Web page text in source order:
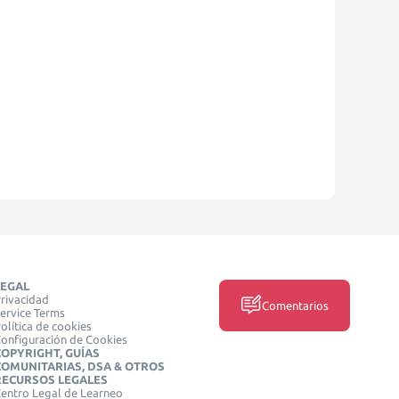
Terms
de cookies
de Cookies
GUÍAS
DSA & OTROS
LEGALES
Legal de Learneo
Comentarios